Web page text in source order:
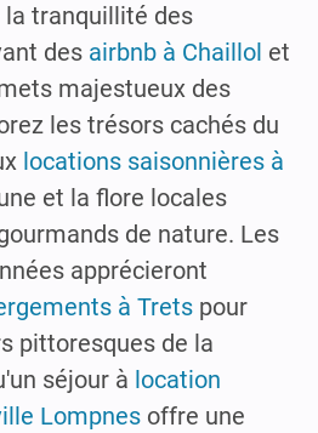
la tranquillité des
des airbnb à Chaillol et
majestueux des
les trésors cachés du
locations saisonnières à
et la flore locales
de nature. Les
apprécieront
à Trets pour
pittoresques de la
séjour à location
Lompnes offre une